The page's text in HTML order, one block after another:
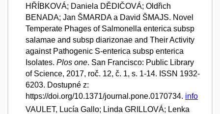
HŘÍBKOVÁ; Daniela DĚDIČOVÁ; Oldřich
BENADA; Jan ŠMARDA a David ŠMAJS. Novel
Temperate Phages of Salmonella enterica subsp
salamae and subsp diarizonae and Their Activity
against Pathogenic S-enterica subsp enterica
Isolates. Plos one. San Francisco: Public Library
of Science, 2017, roč. 12, č. 1, s. 1-14. ISSN 1932-
6203. Dostupné z:
https://doi.org/10.1371/journal.pone.0170734. info
VAULET, Lucía Gallo; Linda GRILLOVÁ; Lenka